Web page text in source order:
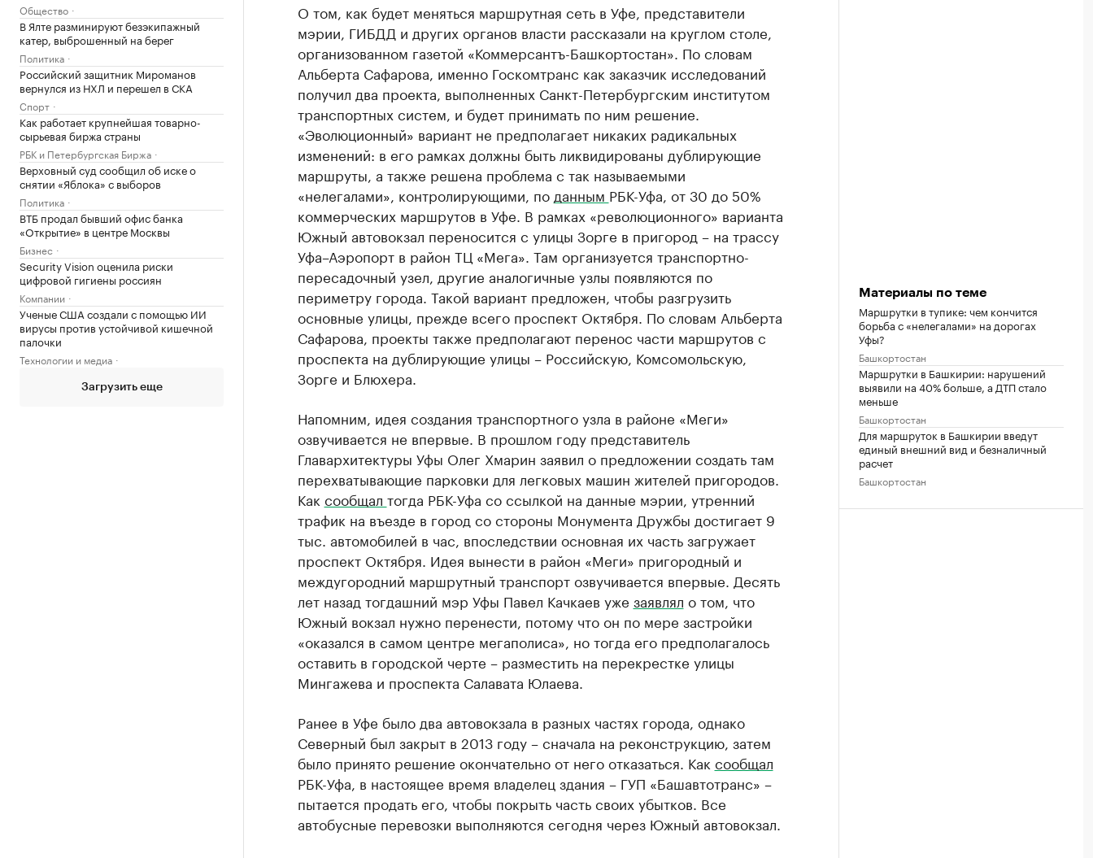
Общество
В Ялте разминируют безэкипажный
катер, выброшенный на берег
Политика
Российский защитник Мироманов
вернулся из НХЛ и перешел в СКА
Спорт
Как работает крупнейшая товарно-
сырьевая биржа страны
РБК и Петербургская Биржа
Верховный суд сообщил об иске о
снятии «Яблока» с выборов
Политика
ВТБ продал бывший офис банка
«Открытие» в центре Москвы
Бизнес
Security Vision оценила риски
цифровой гигиены россиян
Компании
Ученые США создали с помощью ИИ
вирусы против устойчивой кишечной
палочки
Технологии и медиа
Загрузить еще
О том, как будет меняться маршрутная сеть в Уфе, представители
мэрии, ГИБДД и других органов власти рассказали на круглом столе,
организованном газетой «Коммерсантъ-Башкортостан». По словам
Альберта Сафарова, именно Госкомтранс как заказчик исследований
получил два проекта, выполненных Санкт-Петербургским институтом
транспортных систем, и будет принимать по ним решение.
«Эволюционный» вариант не предполагает никаких радикальных
изменений: в его рамках должны быть ликвидированы дублирующие
маршруты, а также решена проблема с так называемыми
«нелегалами», контролирующими, по данным РБК-Уфа, от 30 до 50%
коммерческих маршрутов в Уфе. В рамках «революционного» варианта
Южный автовокзал переносится с улицы Зорге в пригород – на трассу
Уфа–Аэропорт в район ТЦ «Мега». Там организуется транспортно-
пересадочный узел, другие аналогичные узлы появляются по
периметру города. Такой вариант предложен, чтобы разгрузить
основные улицы, прежде всего проспект Октября. По словам Альберта
Сафарова, проекты также предполагают перенос части маршрутов с
проспекта на дублирующие улицы – Российскую, Комсомольскую,
Зорге и Блюхера.
Напомним, идея создания транспортного узла в районе «Меги»
озвучивается не впервые. В прошлом году представитель
Главархитектуры Уфы Олег Хмарин заявил о предложении создать там
перехватывающие парковки для легковых машин жителей пригородов.
Как сообщал тогда РБК-Уфа со ссылкой на данные мэрии, утренний
трафик на въезде в город со стороны Монумента Дружбы достигает 9
тыс. автомобилей в час, впоследствии основная их часть загружает
проспект Октября. Идея вынести в район «Меги» пригородный и
междугородний маршрутный транспорт озвучивается впервые. Десять
лет назад тогдашний мэр Уфы Павел Качкаев уже заявлял о том, что
Южный вокзал нужно перенести, потому что он по мере застройки
«оказался в самом центре мегаполиса», но тогда его предполагалось
оставить в городской черте – разместить на перекрестке улицы
Мингажева и проспекта Салавата Юлаева.
Ранее в Уфе было два автовокзала в разных частях города, однако
Северный был закрыт в 2013 году – сначала на реконструкцию, затем
было принято решение окончательно от него отказаться. Как сообщал
РБК-Уфа, в настоящее время владелец здания – ГУП «Башавтотранс» –
пытается продать его, чтобы покрыть часть своих убытков. Все
автобусные перевозки выполняются сегодня через Южный автовокзал.
Материалы по теме
Маршрутки в тупике: чем кончится
борьба с «нелегалами» на дорогах
Уфы?
Башкортостан
Маршрутки в Башкирии: нарушений
выявили на 40% больше, а ДТП стало
меньше
Башкортостан
Для маршруток в Башкирии введут
единый внешний вид и безналичный
расчет
Башкортостан